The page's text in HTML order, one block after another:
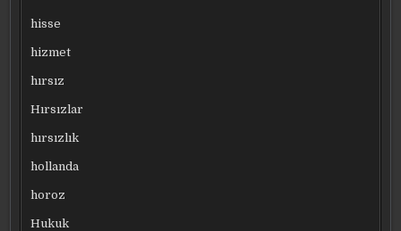
hisse
hizmet
hırsız
Hırsızlar
hırsızlık
hollanda
horoz
Hukuk